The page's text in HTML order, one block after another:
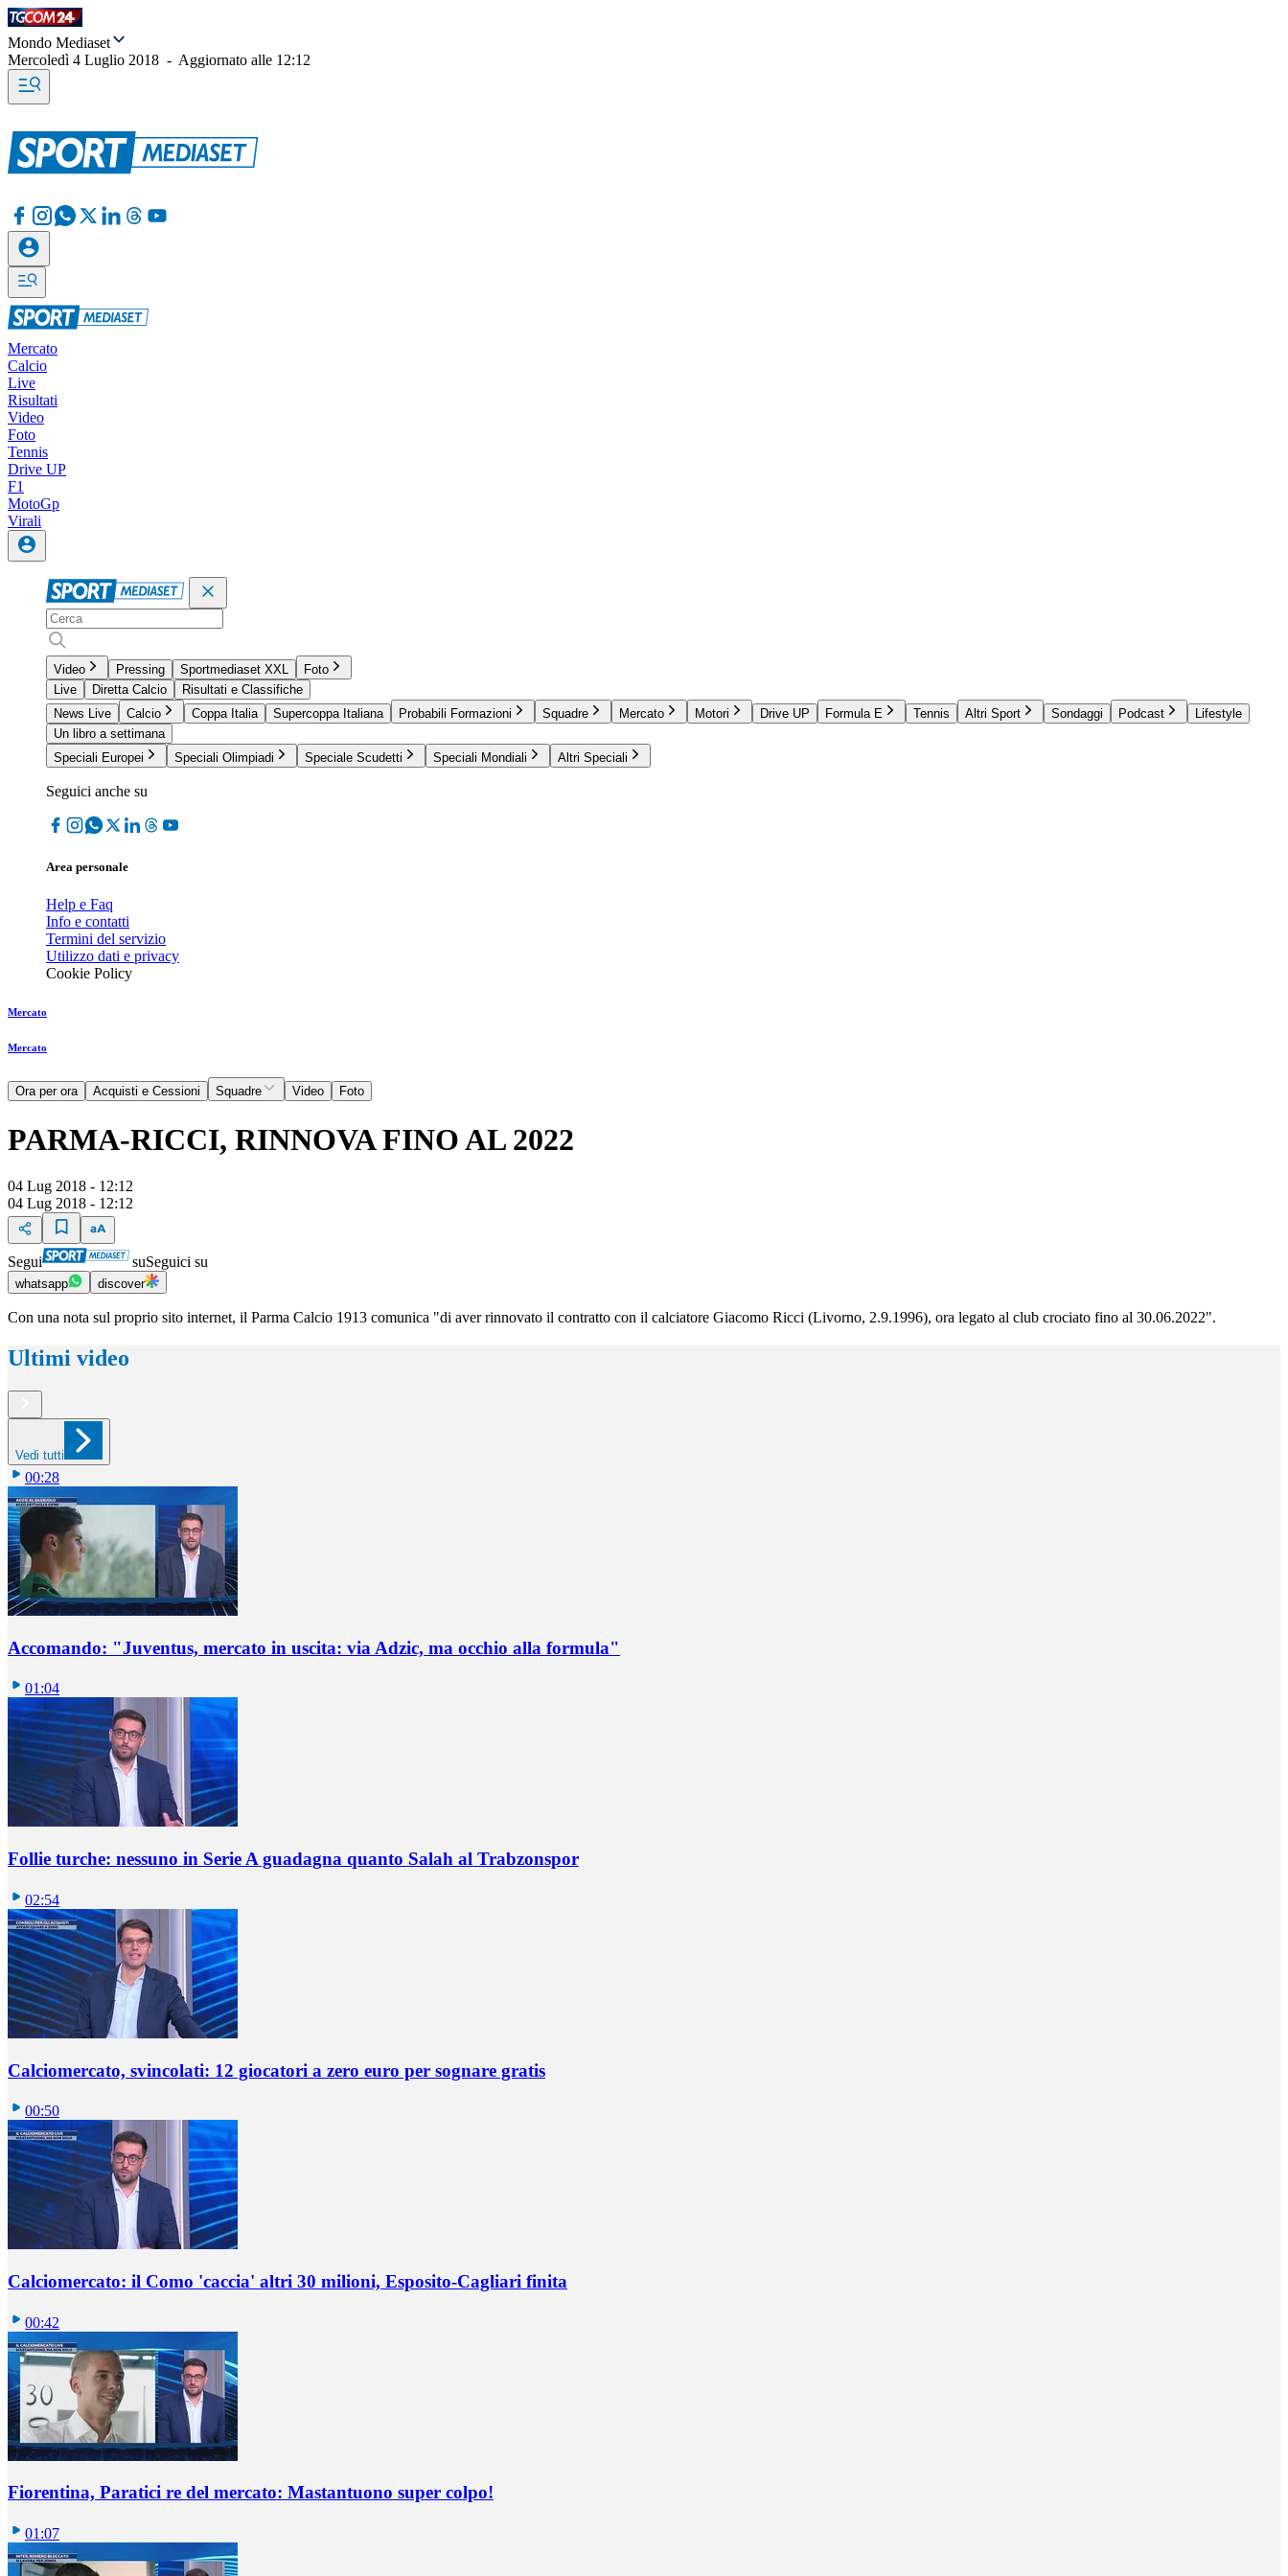
Mondo Mediaset
Mercoledì 4 Luglio 2018 - Aggiornato alle 12:12
Mercato
Calcio
Live
Risultati
Video
Foto
Tennis
Drive UP
F1
MotoGp
Virali
Video Pressing Sportmediaset XXL
Foto
Live
Diretta Calcio
Risultati e Classifiche
News Live
Calcio Coppa Italia Supercoppa Italiana Probabili Formazioni Squadre Mercato Motori Drive UP Formula E Tennis Altri Sport Sondaggi Podcast
Lifestyle
Un libro a settimana
Speciali Europei
Speciali Olimpiadi Speciale Scudetti Speciali Mondiali Altri Speciali
Seguici anche su
Area personale
Help e Faq
Info e contatti
Termini del servizio
Utilizzo dati e privacy
Cookie Policy
Mercato
Mercato
Ora per ora Acquisti e Cessioni Squadre Video Foto
PARMA-RICCI, RINNOVA FINO AL 2022
04 Lug 2018 - 12:12
04 Lug 2018 - 12:12
Segui suSeguici su
whatsapp discover
Con una nota sul proprio sito internet, il Parma Calcio 1913 comunica "di aver rinnovato il contratto con il calciatore Giacomo Ricci (Livorno, 2.9.1996), ora legato al club crociato fino al 30.06.2022".
Ultimi video
Vedi tutti
00:28
Accomando: "Juventus, mercato in uscita: via Adzic, ma occhio alla formula"
01:04
Follie turche: nessuno in Serie A guadagna quanto Salah al Trabzonspor
02:54
Calciomercato, svincolati: 12 giocatori a zero euro per sognare gratis
00:50
Calciomercato: il Como 'caccia' altri 30 milioni, Esposito-Cagliari finita
00:42
Fiorentina, Paratici re del mercato: Mastantuono super colpo!
01:07